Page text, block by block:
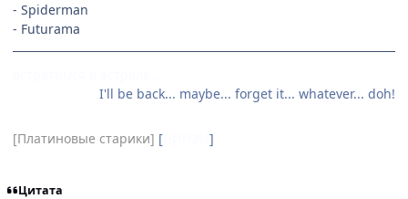
- Spiderman
- Futurama
I'll be back... maybe... forget it... whatever... doh!
[Платиновые старики] [ ]
Цитата